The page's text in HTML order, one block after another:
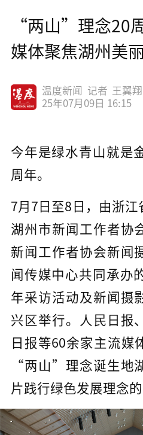
“两山”理念20
媒体聚焦湖州美
温度新闻 记者 王翼翔
25年07月09日 16:15
今年是绿水青山就是
周年。
7月7日至8日，由浙江
湖州市新闻工作者协
新闻工作者协会新闻
闻传媒中心共同承
年采访活动及新闻摄
兴区举行。人民日报
日报等60余家主流媒
“两山”理念诞生地
片践行绿色发展理念的